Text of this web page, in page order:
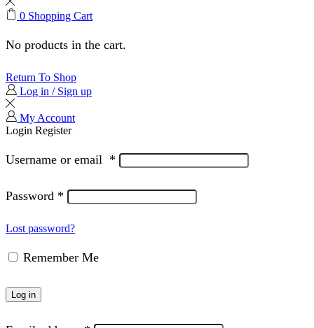
0 Shopping Cart
No products in the cart.
Return To Shop
Log in / Sign up
My Account
Login Register
Username or email *
Password *
Lost password?
Remember Me
Log in